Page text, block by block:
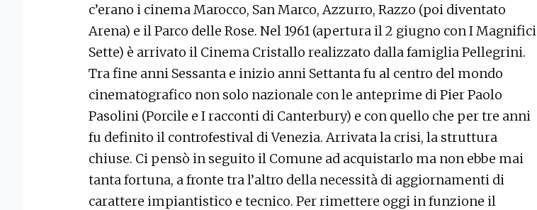
c’erano i cinema Marocco, San Marco, Azzurro, Razzo (poi diventato
Arena) e il Parco delle Rose. Nel 1961 (apertura il 2 giugno con I Magnifici
Sette) è arrivato il Cinema Cristallo realizzato dalla famiglia Pellegrini.
Tra fine anni Sessanta e inizio anni Settanta fu al centro del mondo
cinematografico non solo nazionale con le anteprime di Pier Paolo
Pasolini (Porcile e I racconti di Canterbury) e con quello che per tre anni
fu definito il controfestival di Venezia. Arrivata la crisi, la struttura
chiuse. Ci pensò in seguito il Comune ad acquistarlo ma non ebbe mai
tanta fortuna, a fronte tra l’altro della necessità di aggiornamenti di
carattere impiantistico e tecnico. Per rimettere oggi in funzione il